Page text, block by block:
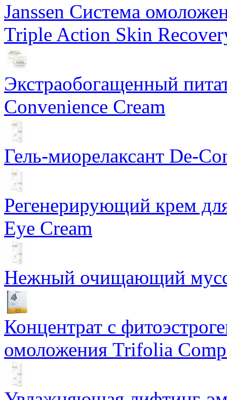
Janssen Система
Triple Action Skin
Экстраобогащенный
Convenience Cream
Гель-миорелаксант De-
Регенерирующий крем
Eye Cream
Нежный очищающий мусс
Концентрат с
омоложения Trifolia